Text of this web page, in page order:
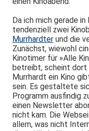
Da ich mich gerade
tendenziell zwei
Murrhardter und die
Zunächst, wiewohl
Kinotimer für »Alle
betreibt, scheint dort
Murrhardt ein Kino
sein. Es gestaltete
Programm ausfindig
einen Newsletter
nicht kam. Die
allem, was nicht